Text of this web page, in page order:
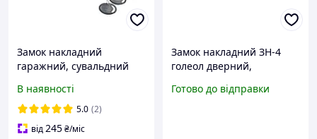
Замок накладний
гаражний, сувальдний
Ельбор 06.51)
В наявності
5.0 (2)
від245₴/міс
Замок накладний ЗН-4
голеол дверний,
ключ Голеол 1 ригель
Готово до відправки